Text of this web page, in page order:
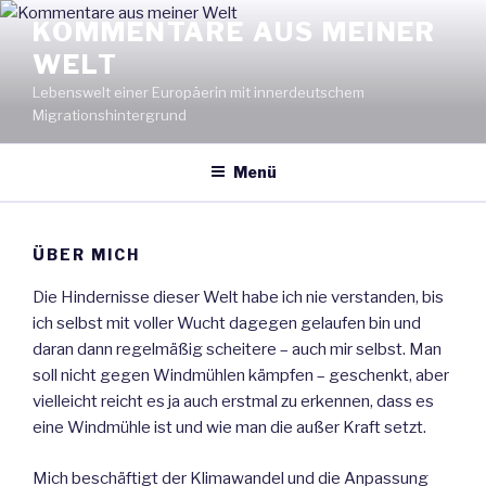
Zum
Inhalt
springen
KOMMENTARE AUS MEINER
WELT
Lebenswelt einer Europäerin mit innerdeutschem
Migrationshintergrund
Menü
ÜBER MICH
Die Hindernisse dieser Welt habe ich nie verstanden, bis
ich selbst mit voller Wucht dagegen gelaufen bin und
daran dann regelmäßig scheitere – auch mir selbst. Man
soll nicht gegen Windmühlen kämpfen – geschenkt, aber
vielleicht reicht es ja auch erstmal zu erkennen, dass es
eine Windmühle ist und wie man die außer Kraft setzt.
Mich beschäftigt der Klimawandel und die Anpassung